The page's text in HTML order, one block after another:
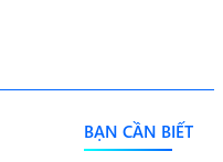
BẠN CẦN BIẾT